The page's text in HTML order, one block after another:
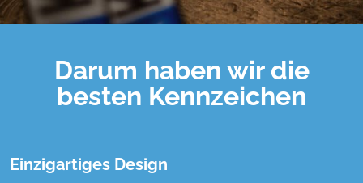
Darum haben wir die
besten Kennzeichen
Einzigartiges Design